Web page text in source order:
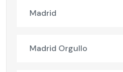
Madrid
Madrid Orgullo